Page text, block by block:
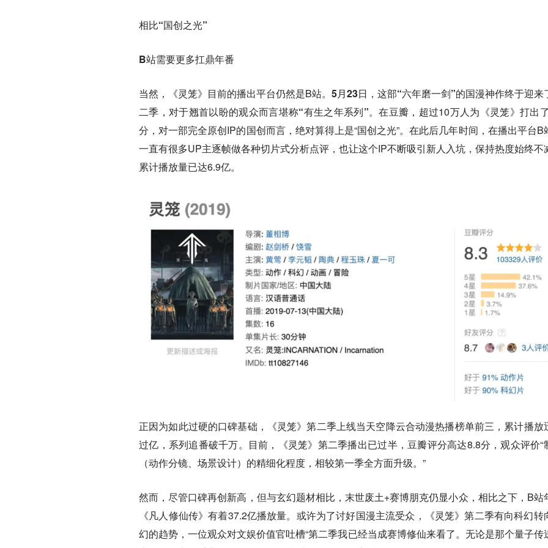
相比“国创之光”
B站需要更多扛鼎年番
当然，《灵笼》目前的播出平台仍然是B站。 5月23日，这部“六年磨一剑”的国漫神作终于迎来
二季，对于翘首以盼的观众而言堪称“有生之年系列”。在豆瓣，超过10万人为《灵笼》打出
分，对一部完全原创IP的国创而言，绝对算得上是“国创之光”。在此后几年时间，在播出平台B
一直有很多UP主逐帧做各种切片式分析点评，也让这个IP不断吸引新人入坑，保持热度始终不
累计播放量已达6.9亿。
正因为如此过硬的口碑基础，《灵笼》第二季上线当天空降云合动漫热播榜单前三，累计播放
过亿，系列追番破千万。目前，《灵笼》第二季播出已过半，豆瓣评分高达8.8分，观众评价“
（动作分镜、场景设计）的精细化程度，相较第一季全方面升级。”
然而，尽管口碑再创新高，但与玄幻题材相比，末世废土+赛博朋克仍显小众，相比之下，B站
《凡人修仙传》有着37.2亿播放量。或许为了讨好国漫主流受众，《灵笼》第二季有向科幻转
幻的趋势，一位观众对文娱价值官吐槽“第二季我已经当成赛博修仙来看了。无论是那个量子传